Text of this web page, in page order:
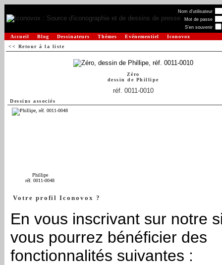
Nom d'utilisateur
Mot de passe
S'en souvenir
Accueil Blog Dessinateurs Thèmes Evénementiel
Iconovox
<< Retour à la liste
Zéro
dessin de Phillipe
réf. 0011-0010
Dessins associés
Phillipe
réf. 0011-0048
Votre profil Iconovox ?
En vous inscrivant sur notre
vous pourrez bénéficier des
fonctionnalités suivantes :